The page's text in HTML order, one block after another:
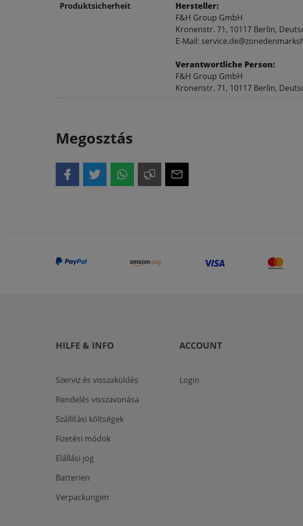
Produktsicherheit
Hersteller:
F&H Group GmbH
Kronenstr. 71, 10117 Berlin,
E-Mail:
Verantwortliche Person:
F&H Group GmbH
Kronenstr. 71, 10117 Berlin,
Megosztás
HILFE & INFO
Szerviz és visszaküldés
Rendelés visszavonása
Szállítási költségek
Fizetési módok
Elállási jog
Batterien
Verpackungen
ACCOUNT
Login